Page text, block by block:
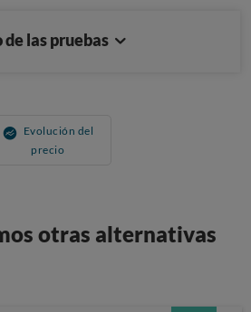
las pruebas
Evolución del
precio
otras alternativas